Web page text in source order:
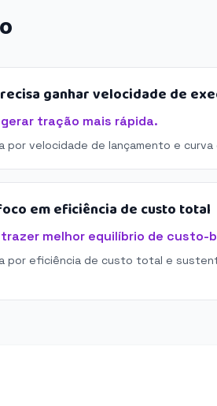
ganhar velocidade de
tração mais rápida.
por velocidade de lançamento e curva
em eficiência de custo total
melhor equilíbrio de custo-
por eficiência de custo total e